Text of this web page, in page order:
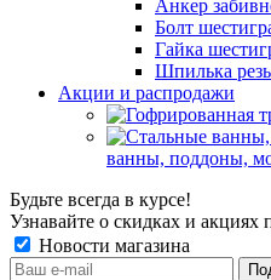
Анкер
Болт
Гайка
Шпилька
Акции и распродажи
ванны, поддоны,
Будьте всегда в курсе!
Узнавайте о скидках и акциях
Новости магазина